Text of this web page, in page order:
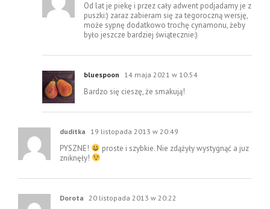
Od lat je piekę i przez cały adwent podjadamy je z
puszki:) zaraz zabieram się za tegoroczną wersję,
może sypnę dodatkowo trochę cynamonu, żeby
było jeszcze bardziej świątecznie:)
bluespoon 14 maja 2021 w 10:54
Bardzo się cieszę, że smakują!
duditka 19 listopada 2013 w 20:49
PYSZNE!
proste i szybkie. Nie zdążyły wystygnąć a juz
zniknęły!
Dorota 20 listopada 2013 w 20:22